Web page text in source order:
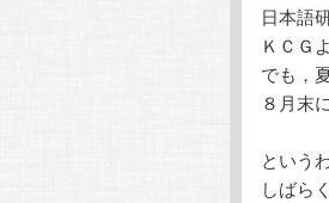
日本語
ＫＣＧ
でも，
８月末
という
しばら